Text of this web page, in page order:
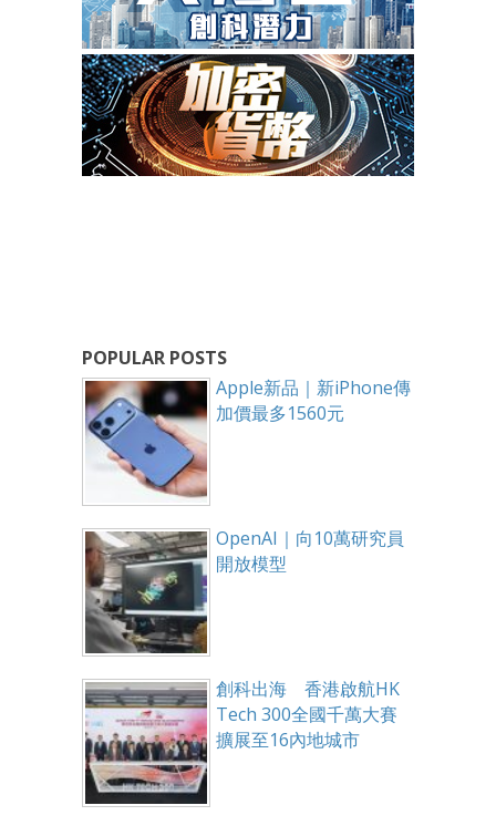
POPULAR POSTS
Apple新品｜新iPhone傳
加價最多1560元
OpenAI｜向10萬研究員
開放模型
創科出海 香港啟航HK
Tech 300全國千萬大賽
擴展至16內地城市